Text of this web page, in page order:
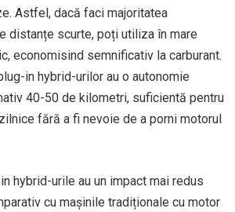
Astfel, dacă faci majoritatea
distanțe scurte, poți utiliza în mare
economisind semnificativ la carburant.
in hybrid-urilor au o autonomie
40-50 de kilometri, suficientă pentru
fără a fi nevoie de a porni motorul
hybrid-urile au un impact mai redus
cu mașinile tradiționale cu motor